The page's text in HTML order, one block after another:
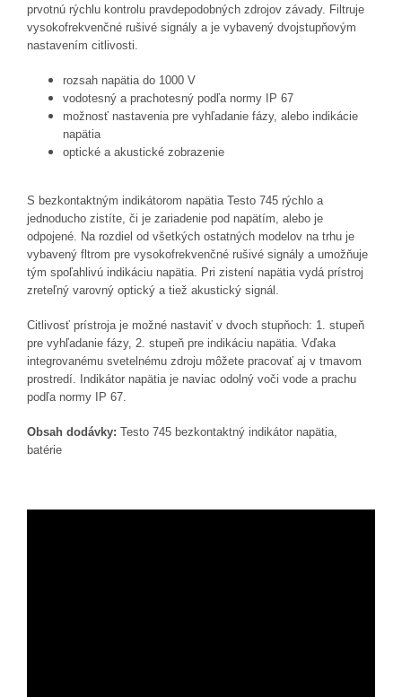
prvotnú rýchlu kontrolu pravdepodobných zdrojov závady. Filtruje
vysokofrekvenčné rušivé signály a je vybavený dvojstupňovým
nastavením citlivosti.
rozsah napätia do 1000 V
vodotesný a prachotesný podľa normy IP 67
možnosť nastavenia pre vyhľadanie fázy, alebo indikácie
napätia
optické a akustické zobrazenie
S bezkontaktným indikátorom napätia Testo 745 rýchlo a
jednoducho zistíte, či je zariadenie pod napätím, alebo je
odpojené. Na rozdiel od všetkých ostatných modelov na trhu je
vybavený fltrom pre vysokofrekvenčné rušivé signály a umožňuje
tým spoľahlivú indikáciu napätia. Pri zistení napätia vydá prístroj
zreteľný varovný optický a tiež akustický signál.
Citlivosť prístroja je možné nastaviť v dvoch stupňoch: 1. stupeň
pre vyhľadanie fázy, 2. stupeň pre indikáciu napätia. Vďaka
integrovanému svetelnému zdroju môžete pracovať aj v tmavom
prostredí. Indikátor napätia je naviac odolný voči vode a prachu
podľa normy IP 67.
Obsah dodávky: Testo 745 bezkontaktný indikátor napätia,
batérie